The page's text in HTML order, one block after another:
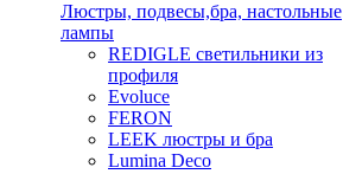
Люстры, подвесы,бра, настольные
лампы
REDIGLE светильники из
профиля
Evoluce
FERON
LEEK люстры и бра
Lumina Deco